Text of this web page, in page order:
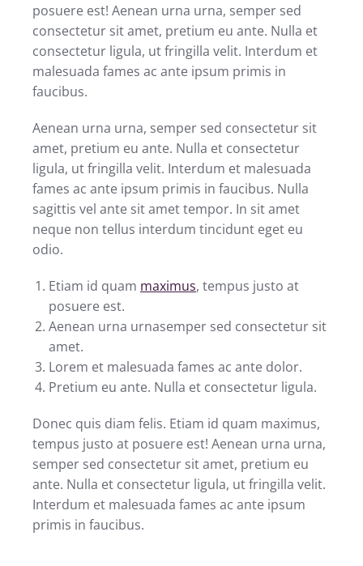
posuere est! Aenean urna urna, semper sed
consectetur sit amet, pretium eu ante. Nulla et
consectetur ligula, ut fringilla velit. Interdum et
malesuada fames ac ante ipsum primis in
faucibus.
Aenean urna urna, semper sed consectetur sit
amet, pretium eu ante. Nulla et consectetur
ligula, ut fringilla velit. Interdum et malesuada
fames ac ante ipsum primis in faucibus. Nulla
sagittis vel ante sit amet tempor. In sit amet
neque non tellus interdum tincidunt eget eu
odio.
Etiam id quam maximus, tempus justo at
posuere est.
Aenean urna urnasemper sed consectetur sit
amet.
Lorem et malesuada fames ac ante dolor.
Pretium eu ante. Nulla et consectetur ligula.
Donec quis diam felis. Etiam id quam maximus,
tempus justo at posuere est! Aenean urna urna,
semper sed consectetur sit amet, pretium eu
ante. Nulla et consectetur ligula, ut fringilla velit.
Interdum et malesuada fames ac ante ipsum
primis in faucibus.